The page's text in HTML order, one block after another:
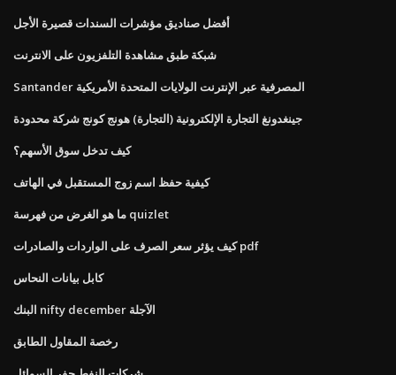
أفضل صناديق مؤشرات السندات قصيرة الأجل
شبكة طبق مشاهدة التلفزيون على الانترنت
Santander المصرفية عبر الإنترنت الولايات المتحدة الأمريكية
جينغدونغ التجارة الإلكترونية (التجارة) هونج كونج شركة محدودة
كيف تدخل سوق الأسهم؟
كيفية حفظ اسم زوج المستقبل في الهاتف
ما هو الغرض من فهرسة quizlet
كيف يؤثر سعر الصرف على الواردات والصادرات pdf
كابل بيانات النحاس
البنك nifty december الآجلة
رخصة المقاول الطابق